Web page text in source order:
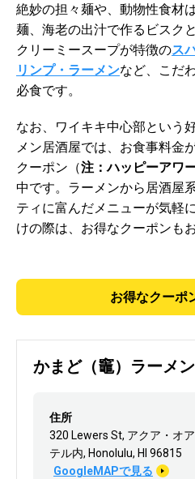
絶妙の担々麺や、動物性食材
麺、海老の出汁で作るビスク
クリーミースープが特徴のス
リンプ・ラーメンなど、こだ
必食です。
なお、ワイキキ中心部という
メン居酒屋では、お食事料金
クーポン（注：ハッピーアワ
中です。ラーメンから居酒屋
ティに富んだメニューが気軽
けの際は、お得なクーポンも
お得なクーポ
かまど（竈）ラーメ
住所
320 Lewers St, アクア・オ
テル内, Honolulu, HI 96815
GoogleMAPで見る